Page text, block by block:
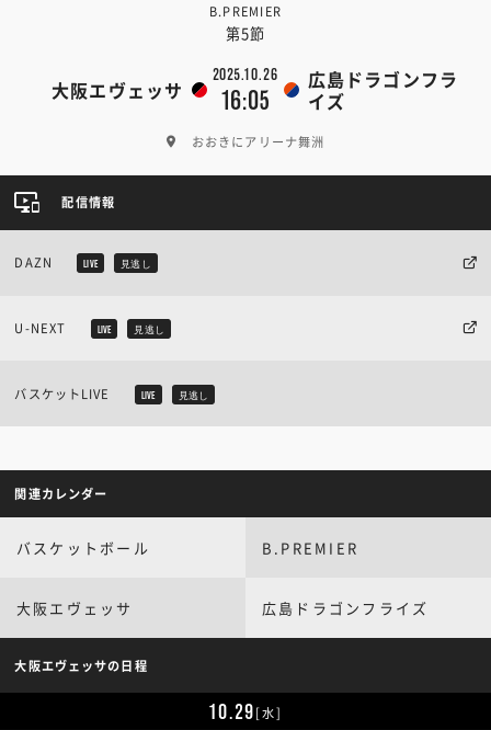
B.PREMIER
第5節
大阪エヴェッサ
2025.10.26
16:05
広島ドラゴンフラ
イズ
おおきにアリーナ舞洲
配信情報
DAZN LIVE 見逃し
U-NEXT LIVE 見逃し
バスケットLIVE LIVE 見逃し
関連カレンダー
バスケットボール B.PREMIER
大阪エヴェッサ 広島ドラゴンフライズ
大阪エヴェッサの日程
10.29[水]